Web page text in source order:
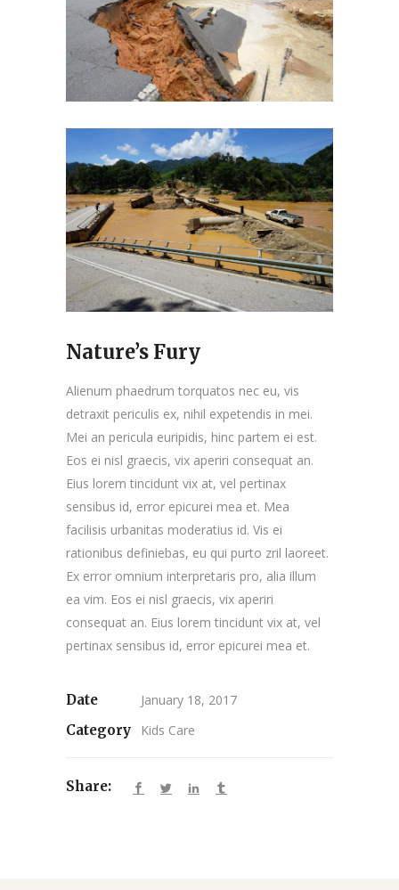
Nature’s Fury
Alienum phaedrum torquatos nec eu, vis
detraxit periculis ex, nihil expetendis in mei.
Mei an pericula euripidis, hinc partem ei est.
Eos ei nisl graecis, vix aperiri consequat an.
Eius lorem tincidunt vix at, vel pertinax
sensibus id, error epicurei mea et. Mea
facilisis urbanitas moderatius id. Vis ei
rationibus definiebas, eu qui purto zril laoreet.
Ex error omnium interpretaris pro, alia illum
ea vim. Eos ei nisl graecis, vix aperiri
consequat an. Eius lorem tincidunt vix at, vel
pertinax sensibus id, error epicurei mea et.
Date
January 18, 2017
Category
Kids Care
Share: